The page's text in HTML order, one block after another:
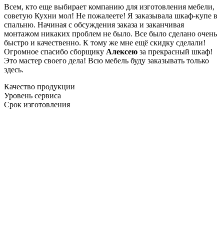
Всем, кто еще выбирает компанию для изготовления мебели,
советую Кухни мол! Не пожалеете! Я заказывала шкаф-купе в
спальню. Начиная с обсуждения заказа и заканчивая
монтажом никаких проблем не было. Все было сделано очень
быстро и качественно. К тому же мне ещё скидку сделали!
Огромное спасибо сборщику Алексею за прекрасный шкаф!
Это мастер своего дела! Всю мебель буду заказывать только
здесь.
Качество продукции
Уровень сервиса
Срок изготовления